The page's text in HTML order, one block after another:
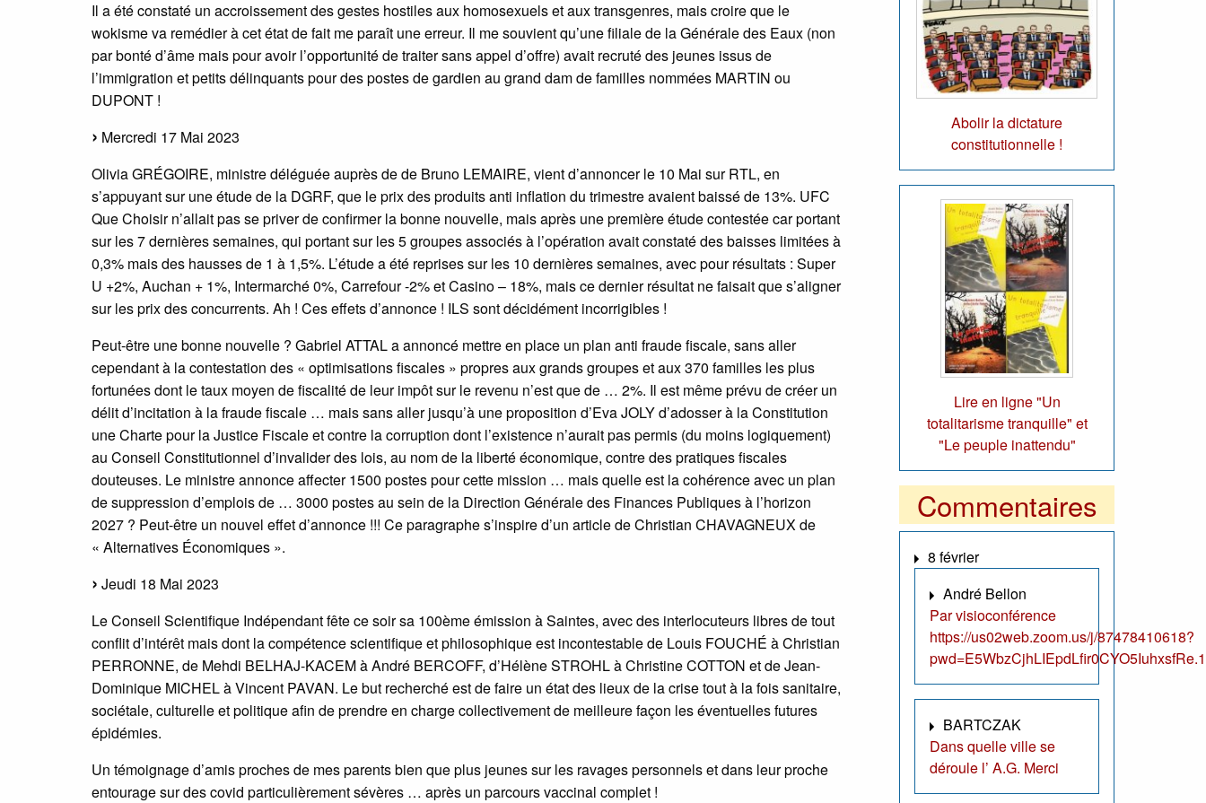
Il a été constaté un accroissement des gestes hostiles aux homosexuels et aux transgenres, mais croire que le
wokisme va remédier à cet état de fait me paraît une erreur. Il me souvient qu’une filiale de la Générale des Eaux (non
par bonté d’âme mais pour avoir l’opportunité de traiter sans appel d’offre) avait recruté des jeunes issus de
l’immigration et petits délinquants pour des postes de gardien au grand dam de familles nommées MARTIN ou
DUPONT !
Mercredi 17 Mai 2023
Olivia GRÉGOIRE, ministre déléguée auprès de de Bruno LEMAIRE, vient d’annoncer le 10 Mai sur RTL, en
s’appuyant sur une étude de la DGRF, que le prix des produits anti inflation du trimestre avaient baissé de 13%. UFC
Que Choisir n’allait pas se priver de confirmer la bonne nouvelle, mais après une première étude contestée car portant
sur les 7 dernières semaines, qui portant sur les 5 groupes associés à l’opération avait constaté des baisses limitées à
0,3% mais des hausses de 1 à 1,5%. L’étude a été reprises sur les 10 dernières semaines, avec pour résultats : Super
U +2%, Auchan + 1%, Intermarché 0%, Carrefour -2% et Casino – 18%, mais ce dernier résultat ne faisait que s’aligner
sur les prix des concurrents. Ah ! Ces effets d’annonce ! ILS sont décidément incorrigibles !
Peut-être une bonne nouvelle ? Gabriel ATTAL a annoncé mettre en place un plan anti fraude fiscale, sans aller
cependant à la contestation des « optimisations fiscales » propres aux grands groupes et aux 370 familles les plus
fortunées dont le taux moyen de fiscalité de leur impôt sur le revenu n’est que de … 2%. Il est même prévu de créer un
délit d’incitation à la fraude fiscale … mais sans aller jusqu’à une proposition d’Eva JOLY d’adosser à la Constitution
une Charte pour la Justice Fiscale et contre la corruption dont l’existence n’aurait pas permis (du moins logiquement)
au Conseil Constitutionnel d’invalider des lois, au nom de la liberté économique, contre des pratiques fiscales
douteuses. Le ministre annonce affecter 1500 postes pour cette mission … mais quelle est la cohérence avec un plan
de suppression d’emplois de … 3000 postes au sein de la Direction Générale des Finances Publiques à l’horizon
2027 ? Peut-être un nouvel effet d’annonce !!! Ce paragraphe s’inspire d’un article de Christian CHAVAGNEUX de
« Alternatives Économiques ».
Jeudi 18 Mai 2023
Le Conseil Scientifique Indépendant fête ce soir sa 100ème émission à Saintes, avec des interlocuteurs libres de tout
conflit d’intérêt mais dont la compétence scientifique et philosophique est incontestable de Louis FOUCHÉ à Christian
PERRONNE, de Mehdi BELHAJ-KACEM à André BERCOFF, d’Hélène STROHL à Christine COTTON et de Jean-
Dominique MICHEL à Vincent PAVAN. Le but recherché est de faire un état des lieux de la crise tout à la fois sanitaire,
sociétale, culturelle et politique afin de prendre en charge collectivement de meilleure façon les éventuelles futures
épidémies.
Un témoignage d’amis proches de mes parents bien que plus jeunes sur les ravages personnels et dans leur proche
entourage sur des covid particulièrement sévères … après un parcours vaccinal complet !
Abolir la dictature
constitutionnelle !
Lire en ligne "Un
totalitarisme tranquille" et
"Le peuple inattendu"
Commentaires
8 février
André Bellon
Par visioconférence
https://us02web.zoom.us/j/87478410618?
BARTCZAK
Dans quelle ville se
déroule l’ A.G. Merci